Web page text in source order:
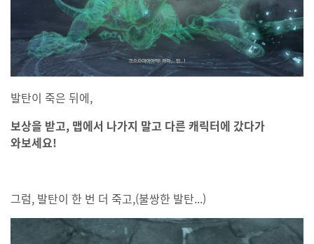
발탄이 죽은 뒤에,
보상을 받고, 맵에서 나가지 말고 다른 캐릭터에 갔다가
와보세요!
그럼, 발탄이 한 번 더 죽고,(불쌍한 발탄...)